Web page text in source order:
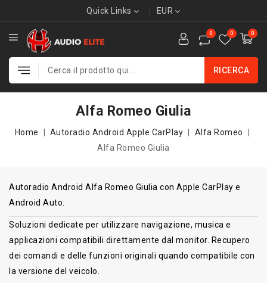
Quick Links EUR
0
0
0
RICERCA
Alfa Romeo Giulia
Home Autoradio Android Apple CarPlay
Alfa Romeo
Alfa Romeo Giulia
Autoradio Android Alfa Romeo Giulia con Apple CarPlay e
Android Auto.
Soluzioni dedicate per utilizzare navigazione, musica e
applicazioni compatibili direttamente dal monitor. Recupero
dei comandi e delle funzioni originali quando compatibile con
la versione del veicolo.